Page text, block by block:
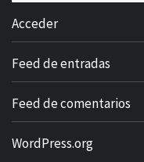
Acceder
Feed de entradas
Feed de comentarios
WordPress.org